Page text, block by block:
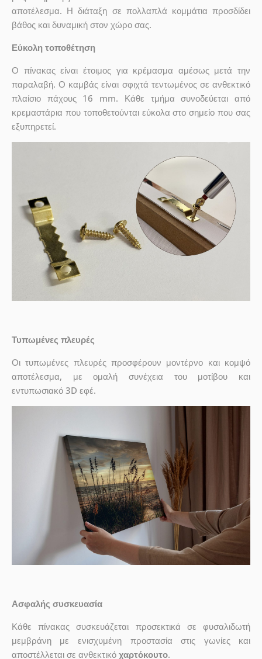
αποτέλεσμα. Η διάταξη σε πολλαπλά κομμάτια προσδίδει
βάθος και δυναμική στον χώρο σας.
Εύκολη τοποθέτηση
Ο πίνακας είναι έτοιμος για κρέμασμα αμέσως μετά την
παραλαβή. Ο καμβάς είναι σφιχτά τεντωμένος σε ανθεκτικό
πλαίσιο πάχους 16 mm. Κάθε τμήμα συνοδεύεται από
κρεμαστάρια που τοποθετούνται εύκολα στο σημείο που σας
εξυπηρετεί.
Τυπωμένες πλευρές
Οι τυπωμένες πλευρές προσφέρουν μοντέρνο και κομψό
αποτέλεσμα, με ομαλή συνέχεια του μοτίβου και
εντυπωσιακό 3D εφέ.
Ασφαλής συσκευασία
Κάθε πίνακας συσκευάζεται προσεκτικά σε φυσαλιδωτή
μεμβράνη με ενισχυμένη προστασία στις γωνίες και
αποστέλλεται σε ανθεκτικό χαρτόκουτο.